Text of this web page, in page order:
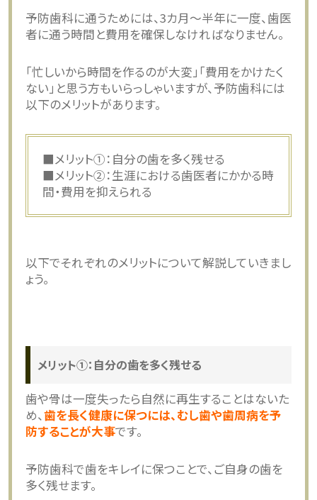
予防歯科に通うためには、3カ月～半年に一度、歯医
者に通う時間と費用を確保しなければなりません。
「忙しいから時間を作るのが大変」「費用をかけたく
ない」と思う方もいらっしゃいますが、予防歯科には
以下のメリットがあります。
■メリット①：自分の歯を多く残せる
■メリット②：生涯における歯医者にかかる時
間・費用を抑えられる
以下でそれぞれのメリットについて解説していきまし
ょう。
メリット①：自分の歯を多く残せる
歯や骨は一度失ったら自然に再生することはないた
め、歯を長く健康に保つには、むし歯や歯周病を予
防することが大事です。
予防歯科で歯をキレイに保つことで、ご自身の歯を
多く残せます。